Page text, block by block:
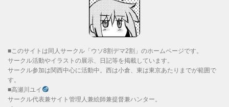
■このサイトは同人サークル「ウソ8割デマ2割」のホームページです。
サークル活動やイラストの展示、日記等を掲載しています。
サークル参加は関西中心に活動中。西は小倉、東は東京あたりまでが範囲で
す。
■高瀬川ユイ
サークル代表兼サイト管理人兼絵師兼提督兼ハンター。